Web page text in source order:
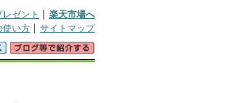
ゼント
楽天市場へ
使い方 サイトマップ